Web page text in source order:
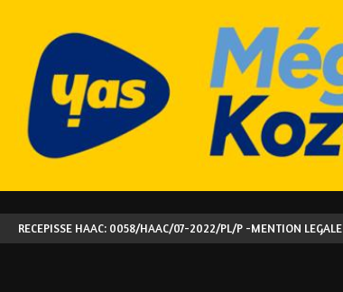
RECEPISSE HAAC: 0058/HAAC/07-2022/PL/P -MENTION LEGALE